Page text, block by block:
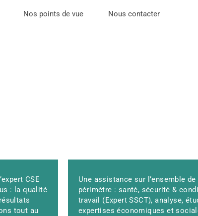
Nos points de vue Nous contacter
CSE
: la qualité
tout au
Une assistance sur l’ensemble
périmètre : santé, sécurité &
travail (Expert SSCT), analyse,
expertises économiques et